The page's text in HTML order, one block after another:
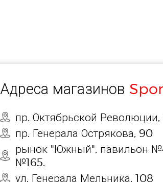
Адреса магазинов
пр. Октябрьской Революции,
пр. Генерала Острякова, 90
рынок "Южный", павильон
№165.
ул. Генерала Мельника, 108